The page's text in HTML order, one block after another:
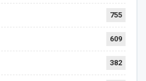
755
609
382